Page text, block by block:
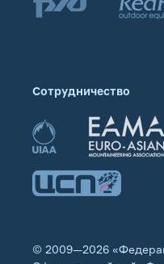
Сотрудничество
© 2009—2026